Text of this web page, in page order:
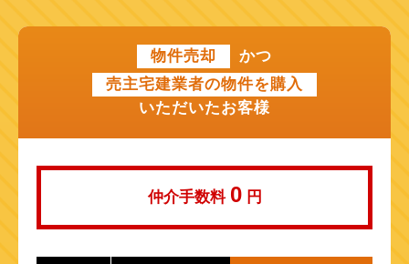
近鉄けいはんな線
山陽新幹線
物件売却
かつ
売主宅建業者の物件を購入
いただいたお客様
仲介手数料 0 円